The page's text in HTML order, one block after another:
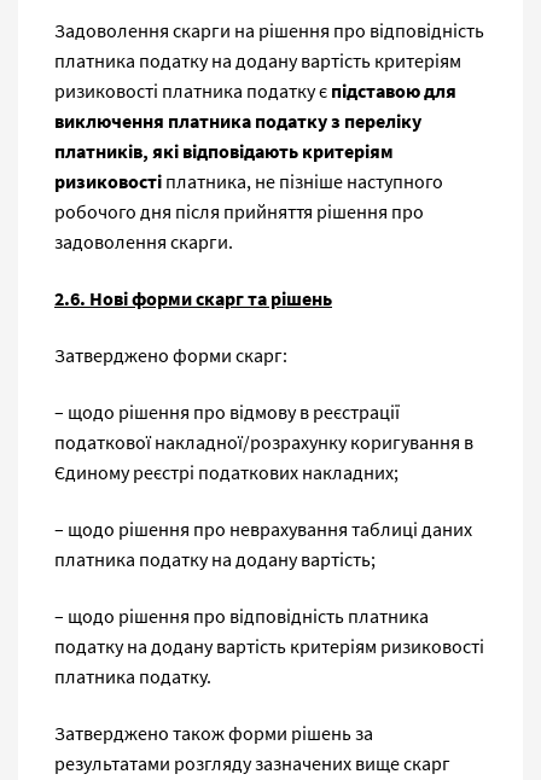
Задоволення скарги на рішення про відповідність
платника податку на додану вартість критеріям
ризиковості платника податку є підставою для
виключення платника податку з переліку
платників, які відповідають критеріям
ризиковості платника, не пізніше наступного
робочого дня після прийняття рішення про
задоволення скарги.
2.6. Нові форми скарг та рішень
Затверджено форми скарг:
– щодо рішення про відмову в реєстрації
податкової накладної/розрахунку коригування в
Єдиному реєстрі податкових накладних;
– щодо рішення про неврахування таблиці даних
платника податку на додану вартість;
– щодо рішення про відповідність платника
податку на додану вартість критеріям ризиковості
платника податку.
Затверджено також форми рішень за
результатами розгляду зазначених вище скарг